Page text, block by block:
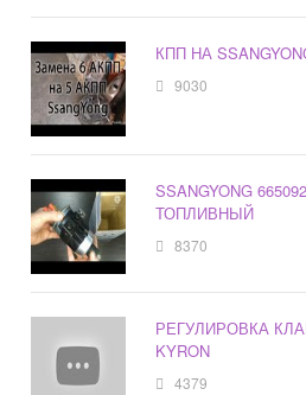
КПП НА
9030
SSANGYONG
ТОПЛИВНЫЙ
8370
РЕГУЛИРОВКА
KYRON
4379